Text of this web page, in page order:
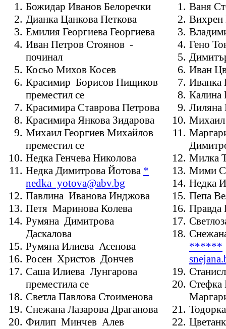
Божидар Иванов Белоречки
Дианка Цанкова Петкова
Емилия Георгиева Георгиева
Иван Петров Стоянов -
починал
Косьо Михов Косев
Красимир Борисов Пищиков
преместил се
Красимира Ставрова Петрова
Красимира Янкова Зидарова
Михаил Георгиев Михайлов
преместил се
Недка Генчева Николова
Недка Димитрова Йотова *
nedka_yotova@abv.bg
Павлина Иванова Инджова
Петя Маринова Колева
Румяна Димитрова
Даскалова
Румяна Илиева Асенова
Росен Христов Дончев
Саша Илиева Лунгарова
преместила се
Светла Павлова Стоименова
Снежана Лазарова Драганова
Филип Минчев Алев
Ваня
Вихрен
Гено
Иван
Иванка
Калина
Лиляна
Михаил
Милка
Мими
Недка
Пепа
Правда
******
Стефка